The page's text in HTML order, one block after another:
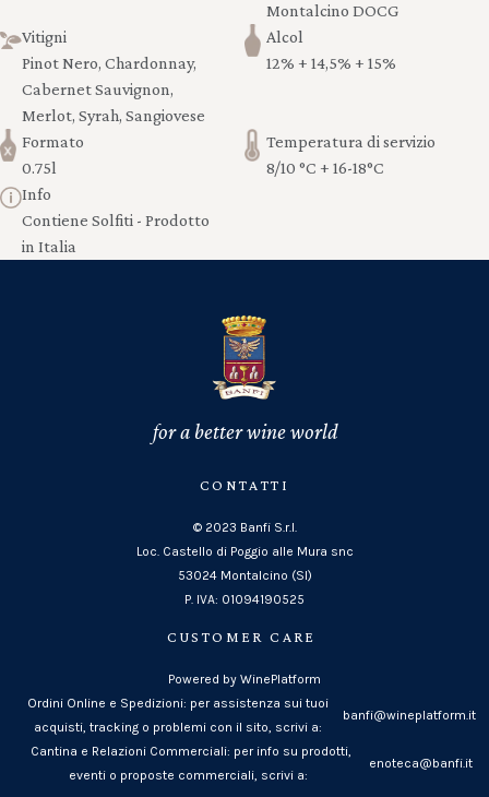
Montalcino DOCG
Vitigni
Pinot Nero, Chardonnay,
Cabernet Sauvignon,
Merlot, Syrah, Sangiovese
Alcol
12% + 14,5% + 15%
Formato
0.75l
Temperatura di servizio
8/10 °C + 16-18°C
Info
Contiene Solfiti - Prodotto
in Italia
for a better wine world
CONTATTI
© 2023 Banfi S.r.l.
Loc. Castello di Poggio alle Mura snc
53024 Montalcino (SI)
P. IVA: 01094190525
CUSTOMER CARE
Powered by WinePlatform
Ordini Online e Spedizioni: per assistenza sui tuoi
acquisti, tracking o problemi con il sito, scrivi a:
banfi@wineplatform.it
Cantina e Relazioni Commerciali: per info su prodotti,
eventi o proposte commerciali, scrivi a:
enoteca@banfi.it